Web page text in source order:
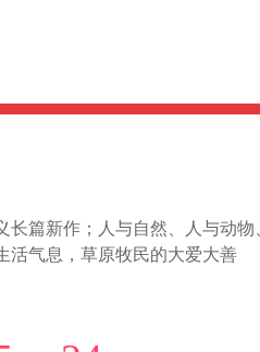
长篇新作；人与自然、人与动
活气息，草原牧民的大爱大善